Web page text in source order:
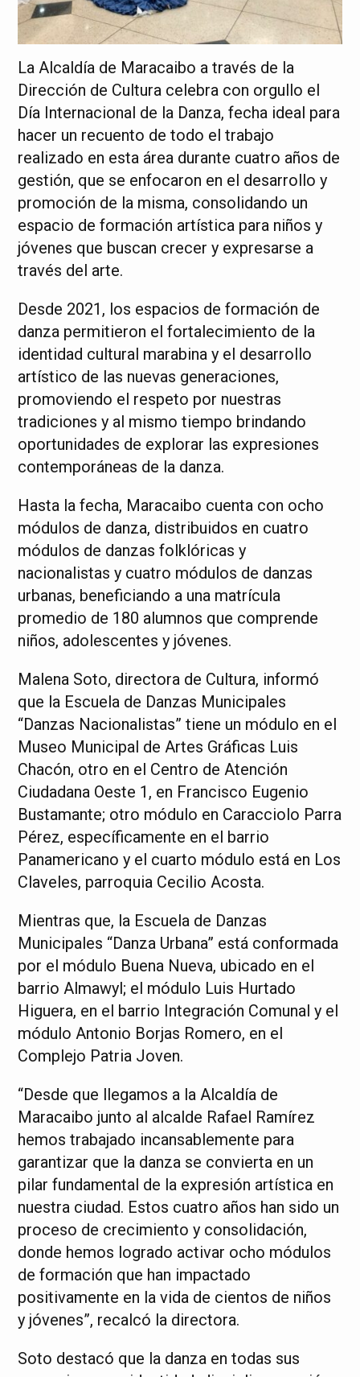
La Alcaldía de Maracaibo a través de la
Dirección de Cultura celebra con orgullo el
Día Internacional de la Danza, fecha ideal para
hacer un recuento de todo el trabajo
realizado en esta área durante cuatro años de
gestión, que se enfocaron en el desarrollo y
promoción de la misma, consolidando un
espacio de formación artística para niños y
jóvenes que buscan crecer y expresarse a
través del arte.
Desde 2021, los espacios de formación de
danza permitieron el fortalecimiento de la
identidad cultural marabina y el desarrollo
artístico de las nuevas generaciones,
promoviendo el respeto por nuestras
tradiciones y al mismo tiempo brindando
oportunidades de explorar las expresiones
contemporáneas de la danza.
Hasta la fecha, Maracaibo cuenta con ocho
módulos de danza, distribuidos en cuatro
módulos de danzas folklóricas y
nacionalistas y cuatro módulos de danzas
urbanas, beneficiando a una matrícula
promedio de 180 alumnos que comprende
niños, adolescentes y jóvenes.
Malena Soto, directora de Cultura, informó
que la Escuela de Danzas Municipales
“Danzas Nacionalistas” tiene un módulo en el
Museo Municipal de Artes Gráficas Luis
Chacón, otro en el Centro de Atención
Ciudadana Oeste 1, en Francisco Eugenio
Bustamante; otro módulo en Caracciolo Parra
Pérez, específicamente en el barrio
Panamericano y el cuarto módulo está en Los
Claveles, parroquia Cecilio Acosta.
Mientras que, la Escuela de Danzas
Municipales “Danza Urbana” está conformada
por el módulo Buena Nueva, ubicado en el
barrio Almawyl; el módulo Luis Hurtado
Higuera, en el barrio Integración Comunal y el
módulo Antonio Borjas Romero, en el
Complejo Patria Joven.
“Desde que llegamos a la Alcaldía de
Maracaibo junto al alcalde Rafael Ramírez
hemos trabajado incansablemente para
garantizar que la danza se convierta en un
pilar fundamental de la expresión artística en
nuestra ciudad. Estos cuatro años han sido un
proceso de crecimiento y consolidación,
donde hemos logrado activar ocho módulos
de formación que han impactado
positivamente en la vida de cientos de niños
y jóvenes”, recalcó la directora.
Soto destacó que la danza en todas sus